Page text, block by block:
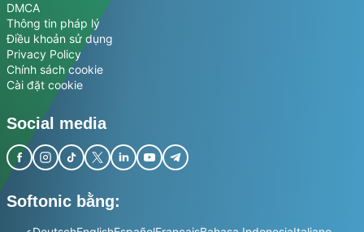
DMCA
Thông tin pháp lý
Điều khoản sử dụng
Privacy Policy
Chính sách cookie
Cài đặt cookie
Social media
Softonic bằng: